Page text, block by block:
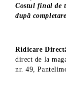
Costul final de
după
Ridicare
direct de la
nr. 49,